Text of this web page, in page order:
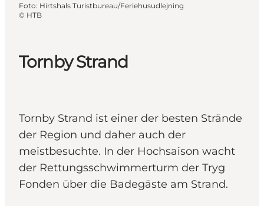
Tornby Strand
Tornby Strand ist einer der besten Strände
der Region und daher auch der
meistbesuchte. In der Hochsaison wacht
der Rettungsschwimmerturm der Tryg
Fonden über die Badegäste am Strand.
Foto: Hirtshals Turistbureau/Feriehusudlejning
© HTB